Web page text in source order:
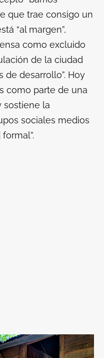
que trae consigo un
“al margen”,
como excluido
de la ciudad
de desarrollo”. Hoy
como parte de una
sostiene la
sociales medios